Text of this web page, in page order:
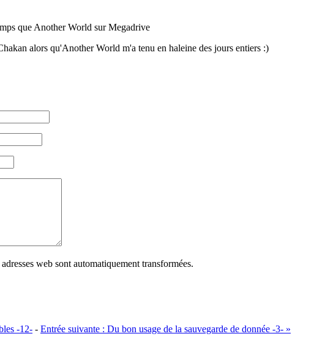
que Another World sur Megadrive
alors qu'Another World m'a tenu en haleine des jours entiers :)
web sont automatiquement transformées.
-12- - Entrée suivante : Du bon usage de la sauvegarde de donnée -3- »